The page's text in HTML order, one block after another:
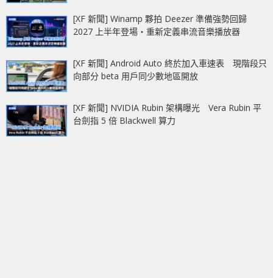
[XF 新聞] Winamp 夥拍 Deezer 準備強勢回歸
2027 上半年登場‧重新定義串流音樂播放器
[XF 新聞] Android Auto 終於加入車速表 現階段只
向部分 beta 用戶同少數地區開放
[XF 新聞] NVIDIA Rubin 架構曝光 Vera Rubin 平
台劍指 5 倍 Blackwell 算力